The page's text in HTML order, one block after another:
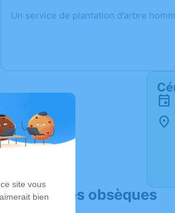
Un service de plantation d’arbre
Déroulé des obsèques